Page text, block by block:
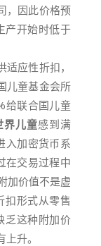
，因此价格预
产开始时低于
应性折扣，
儿童基金会所
给联合国儿童
界儿童感到满
入加密货币系
在交易过程中
加价值不是虚
扣形式从零售
乏这种附加价
升。